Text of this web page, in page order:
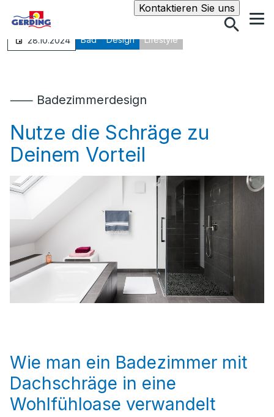
Kontaktieren Sie unsSuche
28.10.2024 Bad Design Lifestyle
⸺ Badezimmerdesign
Nutze die Schräge zu
Deinem Vorteil
Wie man ein Badezimmer mit
Dachschräge in eine
Wohlfühloase verwandelt